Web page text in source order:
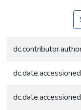
dc.date.accessioned
dc.date.accessioned